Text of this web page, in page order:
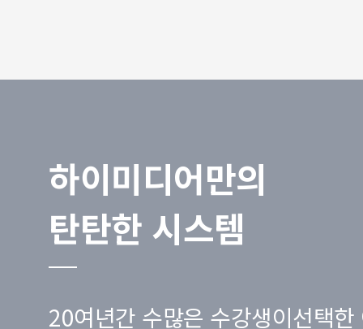
하이미디어만의
탄탄한 시스템
20여년간 수많은 수강생이선택한